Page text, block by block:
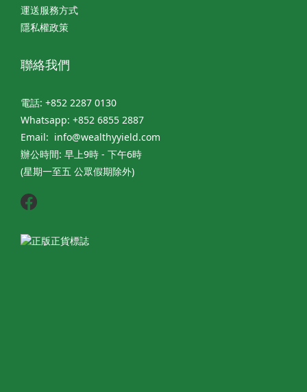
運送服務方式
隱私權政策
聯絡我們
電話: +852 2287 0130
Whatsapp: +852 6855 2887
Email: info@wealthyyield.com
辦公時間: 早上9時 - 下午6時
(星期一至五 公眾假期除外)